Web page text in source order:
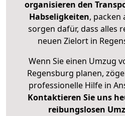
organisieren den
Habseligkeiten, packen
sorgen dafür, dass alles
neuen Zielort in
Wenn Sie einen Umzug
Regensburg planen,
professionelle Hilfe in
Kontaktieren Sie uns
reibungslosen